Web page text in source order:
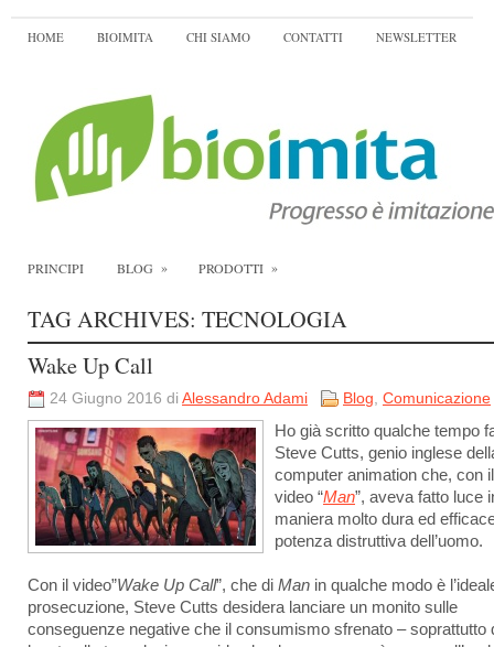
HOME BIOIMITA CHI SIAMO CONTATTI NEWSLETTER
PRINCIPI BLOG » PRODOTTI »
TAG ARCHIVES: TECNOLOGIA
Wake Up Call
24 Giugno 2016 di Alessandro Adami Blog, Comunicazione
Ho già scritto qualche tempo
Steve Cutts, genio inglese
computer animation che, con il
video “Man”, aveva fatto luce
maniera molto dura ed
potenza distruttiva dell’uomo.
Con il video”Wake Up Call”, che di Man in qualche modo è
prosecuzione, Steve Cutts desidera lanciare un monito sulle
conseguenze negative che il consumismo sfrenato – soprattutto